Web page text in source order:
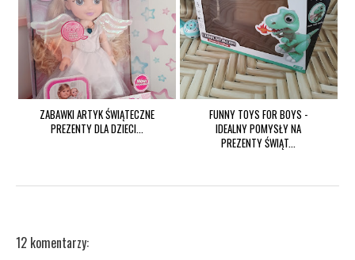
ZABAWKI ARTYK ŚWIĄTECZNE
PREZENTY DLA DZIECI...
FUNNY TOYS FOR BOYS -
IDEALNY POMYSŁY NA
PREZENTY ŚWIĄT...
12 komentarzy: